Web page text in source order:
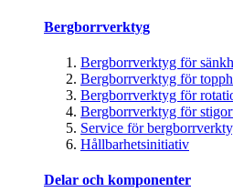
Bergborrverktyg
Bergborrverktyg för
Bergborrverktyg för
Bergborrverktyg för
Bergborrverktyg för
Service för
Hållbarhetsinitiativ
Delar och komponenter